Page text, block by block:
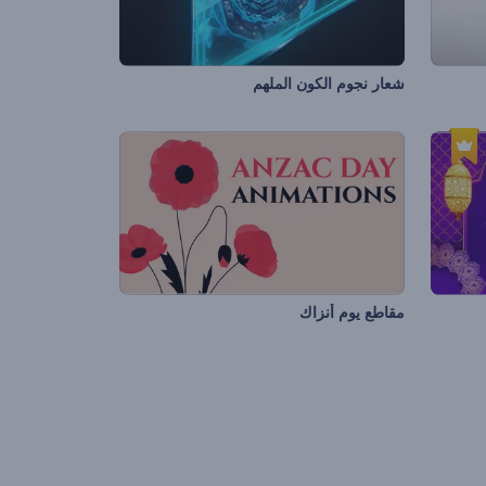
شعار نجوم الكون الملهم
مقاطع يوم أنزاك